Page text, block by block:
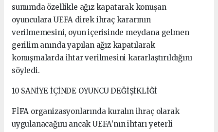
sunumda özellikle ağız kapatarak konuşan
oyunculara UEFA direk ihraç kararının
verilmemesini, oyun içerisinde meydana gelmen
gerilim anında yapılan ağız kapatılarak
konuşmalarda ihtar verilmesini kararlaştırıldığını
söyledi.
10 SANİYE İÇİNDE OYUNCU DEĞİŞİKLİĞİ
FİFA organizasyonlarında kuralın ihraç olarak
uygulanacağını ancak UEFA’nın ihtarı yeterli